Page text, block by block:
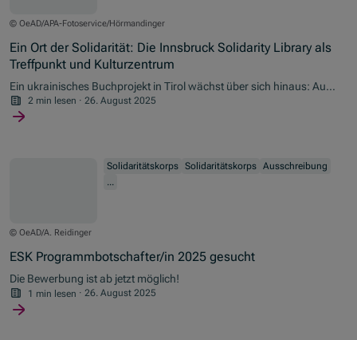
© OeAD/APA-Fotoservice/Hörmandinger
Ein Ort der Solidarität: Die Innsbruck Solidarity Library als
Treffpunkt und Kulturzentrum
Ein ukrainisches Buchprojekt in Tirol wächst über sich hinaus: Aus
einer Bibliothek wird ein Ort für Bildung, Begegnung und kulturellen
Austausch – und das mit europäischer Unterstützung.
2 min lesen · 26. August 2025
© OeAD/A. Reidinger
Solidaritätskorps Solidaritätskorps Ausschreibung
...
ESK Programmbotschafter/in 2025 gesucht
Die Bewerbung ist ab jetzt möglich!
1 min lesen · 26. August 2025